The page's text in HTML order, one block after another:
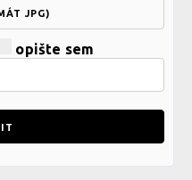
JPG)
opište sem